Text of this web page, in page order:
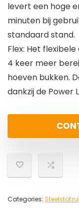
levert een hoge
minuten bij
standaard stand.
Flex: Het
4 keer meer
hoeven bukken.
dankzij de Power
Categories: